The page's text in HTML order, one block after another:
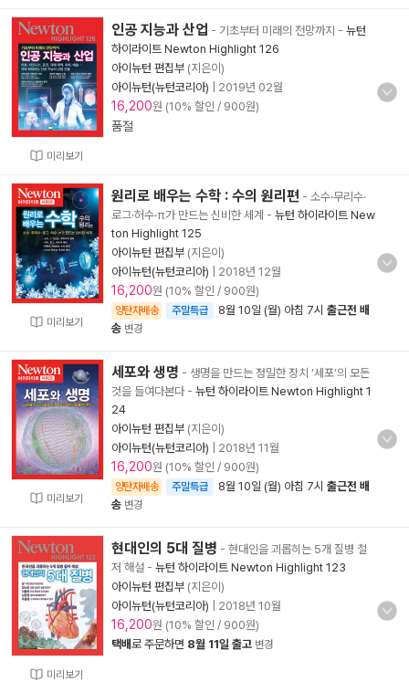
미리보기
인공 지능과 산업 - 기초부터 미래의 전망까지 - 뉴턴
하이라이트 Newton Highlight 126
아이뉴턴 편집부 (지은이)
아이뉴턴(뉴턴코리아)
2019년 02월
16,200원 (10% 할인 / 900원)
품절
미리보기
원리로 배우는 수학 : 수의 원리편 - 소수·무리수·
로그·허수·π가 만드는 신비한 세계 - 뉴턴 하이라이트 New
ton Highlight 125
아이뉴턴 편집부 (지은이)
아이뉴턴(뉴턴코리아)
2018년 12월
16,200원 (10% 할인 / 900원)
양탄자배송 주말특급 8월 10일 (월) 아침 7시 출근전 배
송 변경
미리보기
세포와 생명 - 생명을 만드는 정밀한 장치 ‘세포’의 모든
것을 들여다본다- 뉴턴 하이라이트 Newton Highlight 1
24
아이뉴턴 편집부 (지은이)
아이뉴턴(뉴턴코리아)
2018년 11월
16,200원 (10% 할인 / 900원)
양탄자배송 주말특급 8월 10일 (월) 아침 7시 출근전 배
송 변경
미리보기
현대인의 5대 질병 - 현대인을 괴롭히는 5개 질병 철
저 해설 - 뉴턴 하이라이트 Newton Highlight 123
아이뉴턴 편집부 (지은이)
아이뉴턴(뉴턴코리아)
2018년 10월
16,200원 (10% 할인 / 900원)
택배로 주문하면 8월 11일 출고 변경